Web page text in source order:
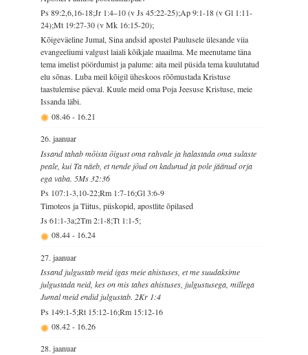
Ps 89:2,6,16-18;Jr 1:4–10 (v Js 45:22-25);Ap 9:1-18 (v Gl 1:11-
24);Mt 19:27-30 (v Mk 16:15-20);
Kõigeväeline Jumal, Sina andsid apostel Paulusele ülesande viia
evangeeliumi valgust laiali kõikjale maailma. Me meenutame täna
tema imelist pöördumist ja palume: aita meil püsida tema kuulutatud
elu sõnas. Luba meil kõigil üheskoos rõõmustada Kristuse
taastulemise päeval. Kuule meid oma Poja Jeesuse Kristuse, meie
Issanda läbi.
08.46- 16.21
26. jaanuar
Issand tahab mõista õigust oma rahvale ja halastada oma sulaste
peale, kui Ta näeb, et nende jõud on kadunud ja pole jäänud orja
ega vaba. 5Ms 32:36
Ps 107:1-3,10-22;Rm 1:7-16;Gl 3:6-9
Timoteos ja Tiitus, piiskopid, apostlite õpilased
Js 61:1-3a;2Tm 2:1-8;Tt 1:1-5;
08.44- 16.24
27. jaanuar
Issand julgustab meid igas meie ahistuses, et me suudaksime
julgustada neid, kes on mis tahes ahistuses, julgustusega, millega
Jumal meid endid julgustab. 2Kr 1:4
Ps 149:1-5;Rt 15:12-16;Rm 15:12-16
08.42- 16.26
28. jaanuar